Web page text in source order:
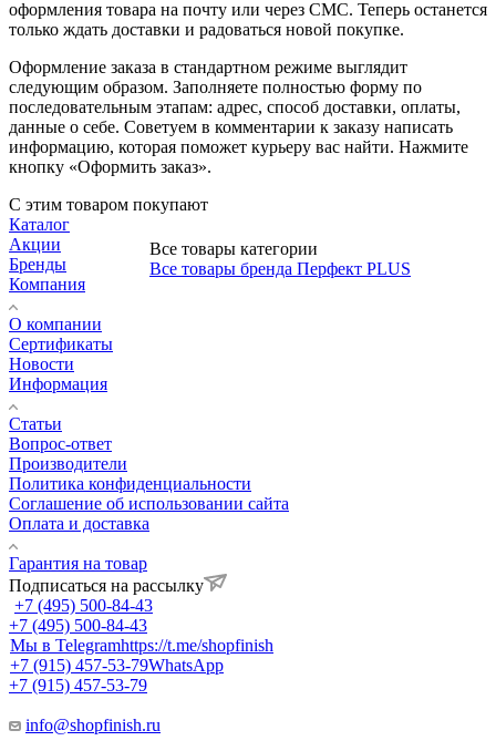
оформления товара на почту или через СМС. Теперь останется
только ждать доставки и радоваться новой покупке.
Оформление заказа в стандартном режиме выглядит
следующим образом. Заполняете полностью форму по
последовательным этапам: адрес, способ доставки, оплаты,
данные о себе. Советуем в комментарии к заказу написать
информацию, которая поможет курьеру вас найти. Нажмите
кнопку «Оформить заказ».
С этим товаром покупают
Все товары категории
Все товары бренда Перфект PLUS
Каталог
Акции
Бренды
Компания
О компании
Сертификаты
Новости
Информация
Статьи
Вопрос-ответ
Производители
Политика конфиденциальности
Соглашение об использовании сайта
Оплата и доставка
Гарантия на товар
Подписаться на рассылку
+7 (495) 500-84-43
+7 (495) 500-84-43
Мы в Telegramhttps://t.me/shopfinish
+7 (915) 457-53-79WhatsApp
+7 (915) 457-53-79
info@shopfinish.ru